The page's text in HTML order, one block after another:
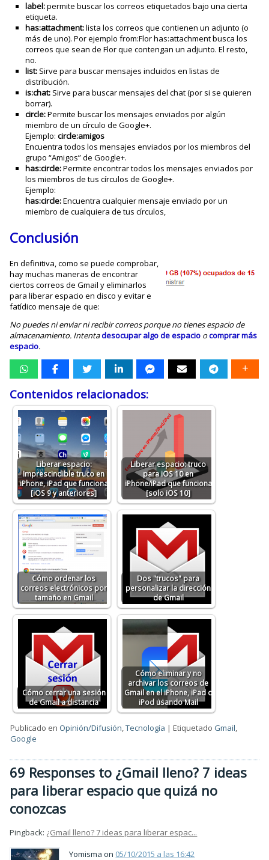
label:permite buscar los correos etiquetados bajo una cierta
etiqueta.
has:attachment:lista los correos que contienen un adjunto (o
más de uno). Por ejemplo from:Flor has:attachment busca los
correos que sean de Flor que contengan un adjunto. El resto,
no.
list: Sirve para buscar mensajes incluidos en listas de
distribución.
is:chat: Sirve para buscar mensajes del chat (por si se quieren
borrar).
circle:Permite buscar los mensajes enviados por algún
miembro de un círculo de Google+.
Ejemplo: circle:amigos
Encuentra todos los mensajes enviados por los miembros del
grupo “Amigos” de Google+.
has:circle:Permite encontrar todos los mensajes enviados por
los miembros de tus círculos de Google+.
Ejemplo:
has:circle:Encuentra cualquier mensaje enviado por un
miembro de cualquiera de tus círculos,
Conclusión
En definitiva, como se puede comprobar,
hay muchas maneras de encontrar
ciertos correos de Gmail y eliminarlos
para liberar espacio en disco y evitar e
fatídico mensaje de que:
No puedes ni enviar ni recibir correos porque no tienes espacio de
almacenamiento. Intentadesocupar algo de espacio ocomprar más
espacio.
Contenidos relacionados:
Liberar espacio:
Imprescindible truco en
iPhone, iPad que funciona
[iOS 9 y anteriores]
Liberar espacio: truco
para iOS 10 en
iPhone/iPad que funciona
[solo iOS 10]
Cómo ordenar los
correos electrónicos por
tamaño en Gmail
Dos "trucos" para
personalizar la dirección
de Gmail
Cómo cerrar una sesión
de Gmail a distancia
Cómo eliminar y no
archivar los correos de
Gmail en el iPhone, iPad o
iPod usando Mail
Publicado en Opinión/Difusión ,Tecnología |Etiquetado Gmail
Google
69 Responses to ¿Gmail lleno? 7 ideas
para liberar espacio que quizá no
conozcas
Pingback: ¿Gmail lleno? 7 ideas para liberar espac...
Yomisma on 05/10/2015 a las 16:42